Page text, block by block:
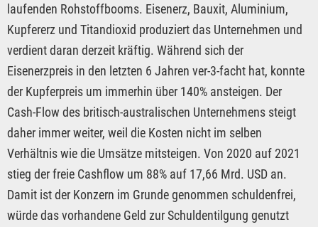
laufenden Rohstoffbooms. Eisenerz, Bauxit, Aluminium,
Kupfererz und Titandioxid produziert das Unternehmen und
verdient daran derzeit kräftig. Während sich der
Eisenerzpreis in den letzten 6 Jahren ver-3-facht hat, konnte
der Kupferpreis um immerhin über 140% ansteigen. Der
Cash-Flow des britisch-australischen Unternehmens steigt
daher immer weiter, weil die Kosten nicht im selben
Verhältnis wie die Umsätze mitsteigen. Von 2020 auf 2021
stieg der freie Cashflow um 88% auf 17,66 Mrd. USD an.
Damit ist der Konzern im Grunde genommen schuldenfrei,
würde das vorhandene Geld zur Schuldentilgung genutzt